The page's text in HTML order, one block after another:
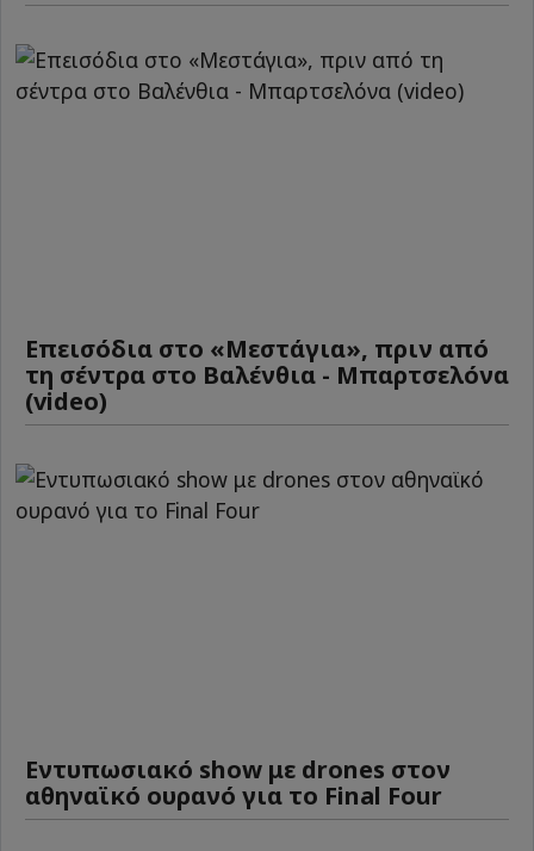
Επεισόδια στο «Μεστάγια», πριν από
τη σέντρα στο Βαλένθια - Μπαρτσελόνα
(video)
Εντυπωσιακό show με drones στον
αθηναϊκό ουρανό για το Final Four